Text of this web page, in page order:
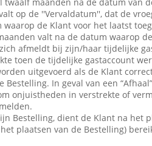
op de ''Vervaldatum'', dat de
de Klant voor het laatst
valt na de datum waarop
afmeldt bij zijn/haar tijdelijke
toen de tijdelijke gastaccount
uitgevoerd als de Klant
In geval van een
onjuistheden in verstrekte of
Bestelling, dient de Klant na het
plaatsen van de Bestelling)